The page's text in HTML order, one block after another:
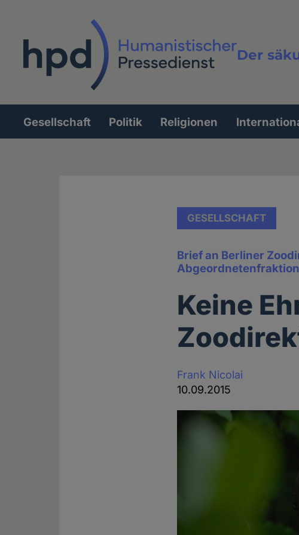
Der
Hauptnavigation
Gesellschaft Politik Religionen
GESELLSCHAFT
Brief an Berliner
Keine
Frank Nicolai
10.09.2015